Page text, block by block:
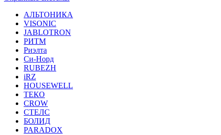
АЛЬТОНИКА
VISONIC
JABLOTRON
РИТМ
Риэлта
Си-Норд
RUBEZH
iRZ
HOUSEWELL
ТЕКО
CROW
СТЕЛС
БОЛИД
PARADOX